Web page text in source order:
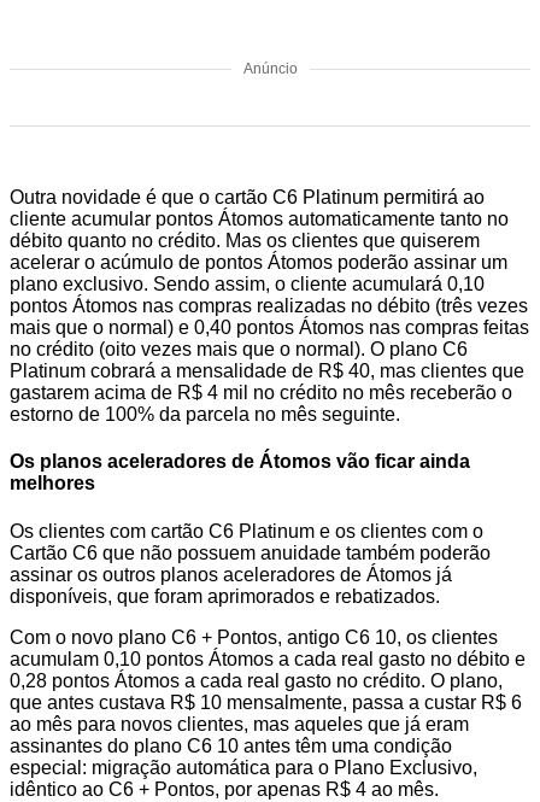
Anúncio
Outra novidade é que o cartão C6 Platinum permitirá ao
cliente acumular pontos Átomos automaticamente tanto no
débito quanto no crédito. Mas os clientes que quiserem
acelerar o acúmulo de pontos Átomos poderão assinar um
plano exclusivo. Sendo assim, o cliente acumulará 0,10
pontos Átomos nas compras realizadas no débito (três vezes
mais que o normal) e 0,40 pontos Átomos nas compras feitas
no crédito (oito vezes mais que o normal). O plano C6
Platinum cobrará a mensalidade de R$ 40, mas clientes que
gastarem acima de R$ 4 mil no crédito no mês receberão o
estorno de 100% da parcela no mês seguinte.
Os planos aceleradores de Átomos vão ficar ainda
melhores
Os clientes com cartão C6 Platinum e os clientes com o
Cartão C6 que não possuem anuidade também poderão
assinar os outros planos aceleradores de Átomos já
disponíveis, que foram aprimorados e rebatizados.
Com o novo plano C6 + Pontos, antigo C6 10, os clientes
acumulam 0,10 pontos Átomos a cada real gasto no débito e
0,28 pontos Átomos a cada real gasto no crédito. O plano,
que antes custava R$ 10 mensalmente, passa a custar R$ 6
ao mês para novos clientes, mas aqueles que já eram
assinantes do plano C6 10 antes têm uma condição
especial: migração automática para o Plano Exclusivo,
idêntico ao C6 + Pontos, por apenas R$ 4 ao mês.